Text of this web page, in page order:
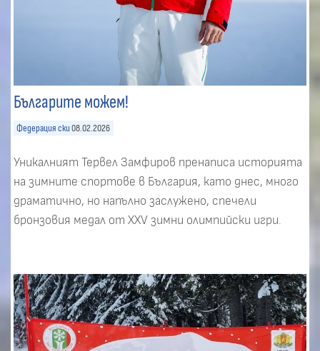
Българите можем!
Федерация ски 08.02.2026
Уникалният Тервел Замфиров пренаписа историята
на зимните спортове в България, като днес, много
драматично, но напълно заслужено, спечели
бронзовия медал от XXV зимни олимпийски игри.